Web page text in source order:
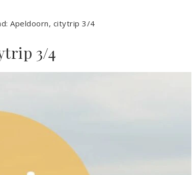
Apeldoorn, citytrip 3/4
3/4